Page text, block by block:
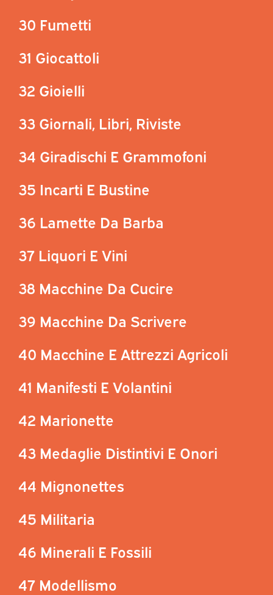
30 Fumetti
31 Giocattoli
32 Gioielli
33 Giornali, Libri, Riviste
34 Giradischi E Grammofoni
35 Incarti E Bustine
36 Lamette Da Barba
37 Liquori E Vini
38 Macchine Da Cucire
39 Macchine Da Scrivere
40 Macchine E Attrezzi Agricoli
41 Manifesti E Volantini
42 Marionette
43 Medaglie Distintivi E Onori
44 Mignonettes
45 Militaria
46 Minerali E Fossili
47 Modellismo